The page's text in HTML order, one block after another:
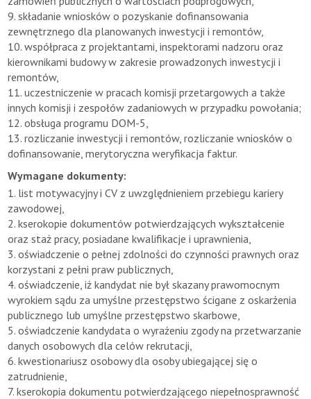
9. składanie wniosków o pozyskanie dofinansowania
zewnętrznego dla planowanych inwestycji i remontów,
10. współpraca z projektantami, inspektorami nadzoru oraz
kierownikami budowy w zakresie prowadzonych inwestycji i
remontów,
11. uczestniczenie w pracach komisji przetargowych a także
innych komisji i zespołów zadaniowych w przypadku powołania;
12. obsługa programu DOM-5,
13. rozliczanie inwestycji i remontów, rozliczanie wniosków o
dofinansowanie, merytoryczna weryfikacja faktur.
Wymagane dokumenty:
1. list motywacyjny i CV z uwzględnieniem przebiegu kariery
zawodowej,
2. kserokopie dokumentów potwierdzających wykształcenie
oraz staż pracy, posiadane kwalifikacje i uprawnienia,
3. oświadczenie o pełnej zdolności do czynności prawnych oraz
korzystani z pełni praw publicznych,
4. oświadczenie, iż kandydat nie był skazany prawomocnym
wyrokiem sądu za umyślne przestępstwo ścigane z oskarżenia
publicznego lub umyślne przestępstwo skarbowe,
5. oświadczenie kandydata o wyrażeniu zgody na przetwarzanie
danych osobowych dla celów rekrutacji,
6. kwestionariusz osobowy dla osoby ubiegającej się o
zatrudnienie,
7. kserokopia dokumentu potwierdzającego niepełnosprawność